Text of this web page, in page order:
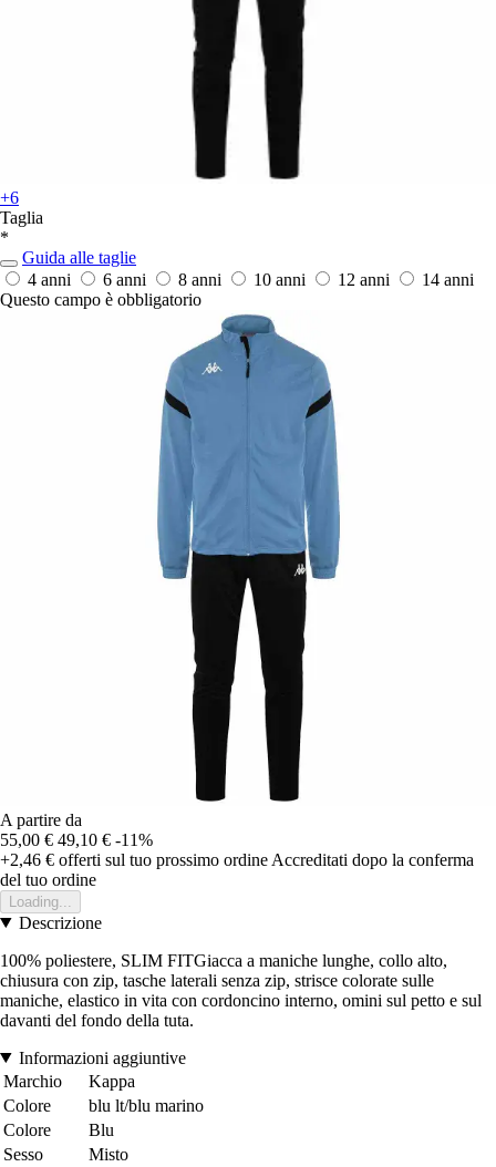
+6
Taglia
*
Guida alle taglie
4 anni
6 anni 8 anni 10 anni 12 anni
14 anni
Questo campo è obbligatorio
A partire da
55,00 € 49,10 € -11%
+2,46 € offerti sul tuo prossimo ordine Accreditati dopo la conferma
del tuo ordine
Loading...
Descrizione
100% poliestere, SLIM FITGiacca a maniche lunghe, collo alto,
chiusura con zip, tasche laterali senza zip, strisce colorate sulle
maniche, elastico in vita con cordoncino interno, omini sul petto e sul
davanti del fondo della tuta.
Informazioni aggiuntive
Marchio
Kappa
Colore
blu lt/blu marino
Colore
Blu
Sesso
Misto